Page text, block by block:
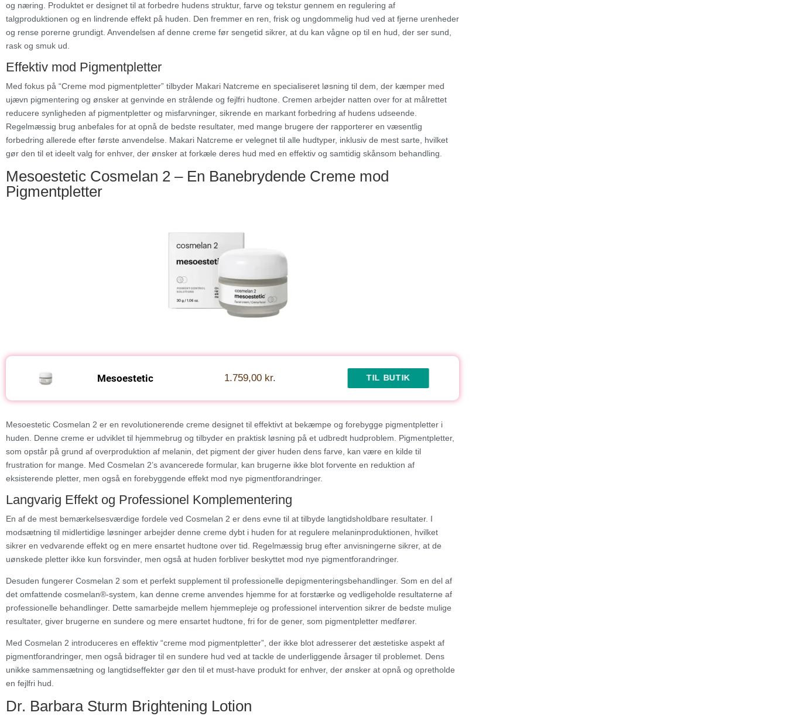
og næring. Produktet er designet til at forbedre hudens struktur, farve og tekstur gennem en regulering af
talgproduktionen og en lindrende effekt på huden. Den fremmer en ren, frisk og ungdommelig hud ved at fjerne urenheder
og rense porerne grundigt. Anvendelsen af denne creme før sengetid sikrer, at du kan vågne op til en hud, der ser sund,
rask og smuk ud.
Effektiv mod Pigmentpletter
Med fokus på “Creme mod pigmentpletter” tilbyder Makari Natcreme en specialiseret løsning til dem, der kæmper med
ujævn pigmentering og ønsker at genvinde en strålende og fejlfri hudtone. Cremen arbejder natten over for at målrettet
reducere synligheden af pigmentpletter og misfarvninger, sikrende en markant forbedring af hudens udseende.
Regelmæssig brug anbefales for at opnå de bedste resultater, med mange brugere der rapporterer en væsentlig
forbedring allerede efter første anvendelse. Makari Natcreme er velegnet til alle hudtyper, inklusiv de mest sarte, hvilket
gør den til et ideelt valg for enhver, der ønsker at forkæle deres hud med en effektiv og samtidig skånsom behandling.
Mesoestetic Cosmelan 2 – En Banebrydende Creme mod
Pigmentpletter
Mesoestetic 1.759,00 kr. TIL BUTIK
Mesoestetic Cosmelan 2 er en revolutionerende creme designet til effektivt at bekæmpe og forebygge pigmentpletter i
huden. Denne creme er udviklet til hjemmebrug og tilbyder en praktisk løsning på et udbredt hudproblem. Pigmentpletter,
som opstår på grund af overproduktion af melanin, det pigment der giver huden dens farve, kan være en kilde til
frustration for mange. Med Cosmelan 2’s avancerede formular, kan brugerne ikke blot forvente en reduktion af
eksisterende pletter, men også en forebyggende effekt mod nye pigmentforandringer.
Langvarig Effekt og Professionel Komplementering
En af de mest bemærkelsesværdige fordele ved Cosmelan 2 er dens evne til at tilbyde langtidsholdbare resultater. I
modsætning til midlertidige løsninger arbejder denne creme dybt i huden for at regulere melaninproduktionen, hvilket
sikrer en vedvarende effekt og en mere ensartet hudtone over tid. Regelmæssig brug efter anvisningerne sikrer, at de
uønskede pletter ikke kun forsvinder, men også at huden forbliver beskyttet mod nye pigmentforandringer.
Desuden fungerer Cosmelan 2 som et perfekt supplement til professionelle depigmenteringsbehandlinger. Som en del af
det omfattende cosmelan®-system, kan denne creme anvendes hjemme for at forstærke og vedligeholde resultaterne af
professionelle behandlinger. Dette samarbejde mellem hjemmepleje og professionel intervention sikrer de bedste mulige
resultater, giver brugerne en sundere og mere ensartet hudtone, fri for de gener, som pigmentpletter medfører.
Med Cosmelan 2 introduceres en effektiv “creme mod pigmentpletter”, der ikke blot adresserer det æstetiske aspekt af
pigmentforandringer, men også bidrager til en sundere hud ved at tackle de underliggende årsager til problemet. Dens
unikke sammensætning og langtidseffekter gør den til et must-have produkt for enhver, der ønsker at opnå og opretholde
en fejlfri hud.
​​Dr. Barbara Sturm Brightening Lotion